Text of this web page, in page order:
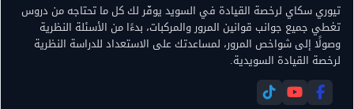
تيوري سكاي لرخصة القيادة في السويد يوفّر لك كل ما تحتاجه من دروس
تغطي جميع جوانب قوانين المرور والمركبات، بدءًا من الأسئلة النظرية
وصولًا إلى شواخص المرور، لمساعدتك على الاستعداد للدراسة النظرية
لرخصة القيادة السويدية.